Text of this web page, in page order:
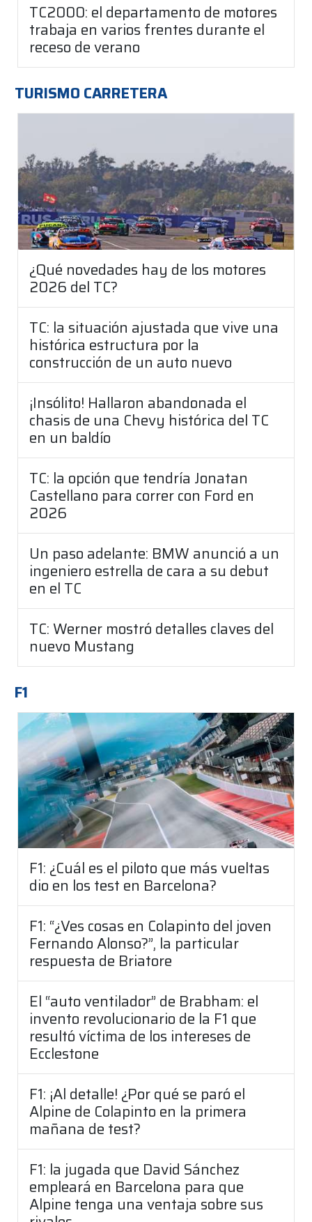
TC2000: el departamento de motores
trabaja en varios frentes durante el
receso de verano
TURISMO CARRETERA
¿Qué novedades hay de los motores
2026 del TC?
TC: la situación ajustada que vive una
histórica estructura por la
construcción de un auto nuevo
¡Insólito! Hallaron abandonada el
chasis de una Chevy histórica del TC
en un baldío
TC: la opción que tendría Jonatan
Castellano para correr con Ford en
2026
Un paso adelante: BMW anunció a un
ingeniero estrella de cara a su debut
en el TC
TC: Werner mostró detalles claves del
nuevo Mustang
F1
F1: ¿Cuál es el piloto que más vueltas
dio en los test en Barcelona?
F1: “¿Ves cosas en Colapinto del joven
Fernando Alonso?”, la particular
respuesta de Briatore
El “auto ventilador” de Brabham: el
invento revolucionario de la F1 que
resultó víctima de los intereses de
Ecclestone
F1: ¡Al detalle! ¿Por qué se paró el
Alpine de Colapinto en la primera
mañana de test?
F1: la jugada que David Sánchez
empleará en Barcelona para que
Alpine tenga una ventaja sobre sus